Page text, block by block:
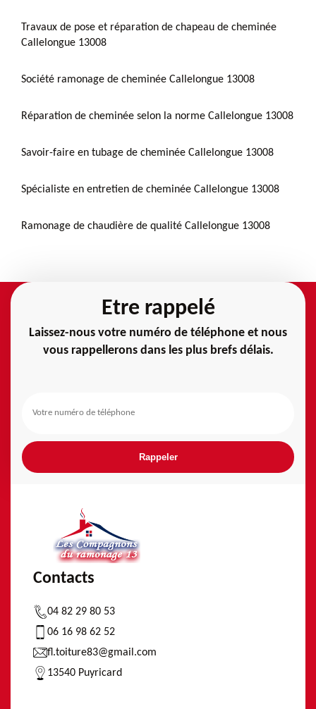
Travaux de pose et réparation de chapeau de cheminée
Callelongue 13008
Société ramonage de cheminée Callelongue 13008
Réparation de cheminée selon la norme Callelongue 13008
Savoir-faire en tubage de cheminée Callelongue 13008
Spécialiste en entretien de cheminée Callelongue 13008
Ramonage de chaudière de qualité Callelongue 13008
Etre rappelé
Laissez-nous votre numéro de téléphone et nous
vous rappellerons dans les plus brefs délais.
Contacts
04 82 29 80 53
06 16 98 62 52
fl.toiture83@gmail.com
13540 Puyricard